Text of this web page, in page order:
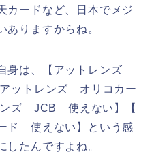
カードなど、日本でメジ
ありますからね。
身は、【アットレンズ
ットレンズ オリコカー
ンズ JCB 使えない】【
ド 使えない】という感
したんですよね。